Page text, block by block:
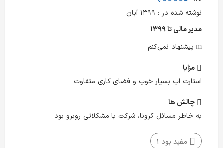
نوشته شده در : ۱۳۹۹ آبان
مدیر مالی تا ۱۳۹۹
پیشنهاد نمی‌کنم
مزایا
استارت اپ بسیار خوب و فضای کاری متفاوت
چالش‌ ها
به خاطر مسائل کرونا، شرکت با مشکلاتی روبرو بود
مفید بود1